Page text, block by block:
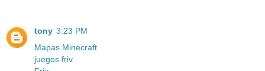
tony 3:23 PM
Mapas Minecraft
juegos friv